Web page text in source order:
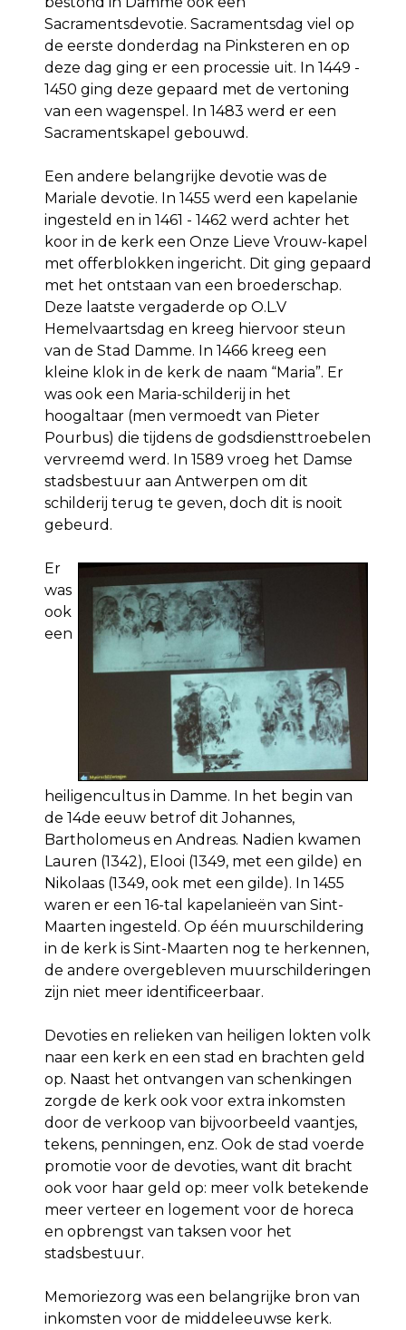
Sacramentsdevotie. Sacramentsdag viel op
de eerste donderdag na Pinksteren en op
deze dag ging er een processie uit. In 1449 -
1450 ging deze gepaard met de vertoning
van een wagenspel. In 1483 werd er een
Sacramentskapel gebouwd.
Een andere belangrijke devotie was de
Mariale devotie. In 1455 werd een kapelanie
ingesteld en in 1461 - 1462 werd achter het
koor in de kerk een Onze Lieve Vrouw-kapel
met offerblokken ingericht. Dit ging gepaard
met het ontstaan van een broederschap.
Deze laatste vergaderde op O.L.V
Hemelvaartsdag en kreeg hiervoor steun
van de Stad Damme. In 1466 kreeg een
kleine klok in de kerk de naam “Maria”. Er
was ook een Maria-schilderij in het
hoogaltaar (men vermoedt van Pieter
Pourbus) die tijdens de godsdiensttroebelen
vervreemd werd. In 1589 vroeg het Damse
stadsbestuur aan Antwerpen om dit
schilderij terug te geven, doch dit is nooit
gebeurd.
Er
was
ook
een
heiligencultus in Damme. In het begin van
de 14de eeuw betrof dit Johannes,
Bartholomeus en Andreas. Nadien kwamen
Lauren (1342), Elooi (1349, met een gilde) en
Nikolaas (1349, ook met een gilde). In 1455
waren er een 16-tal kapelanieën van Sint-
Maarten ingesteld. Op één muurschildering
in de kerk is Sint-Maarten nog te herkennen,
de andere overgebleven muurschilderingen
zijn niet meer identificeerbaar.
Devoties en relieken van heiligen lokten volk
naar een kerk en een stad en brachten geld
op. Naast het ontvangen van schenkingen
zorgde de kerk ook voor extra inkomsten
door de verkoop van bijvoorbeeld vaantjes,
tekens, penningen, enz. Ook de stad voerde
promotie voor de devoties, want dit bracht
ook voor haar geld op: meer volk betekende
meer verteer en logement voor de horeca
en opbrengst van taksen voor het
stadsbestuur.
Memoriezorg was een belangrijke bron van
inkomsten voor de middeleeuwse kerk.